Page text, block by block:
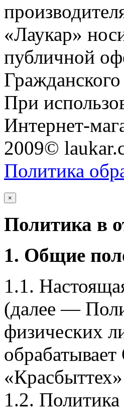
«Лаукар»
публичной
При
Интернет-
2009©
Политика
×
Политика в
1. Общие
1.1.
(далее —
физических
1.2. Политика